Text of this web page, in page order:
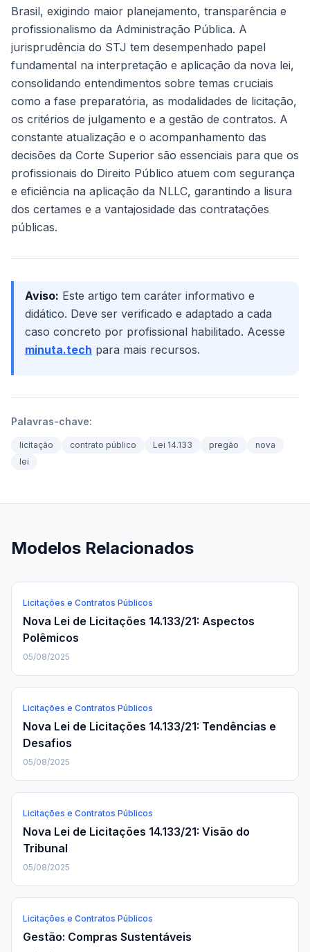
Brasil, exigindo maior planejamento, transparência e
profissionalismo da Administração Pública. A
jurisprudência do STJ tem desempenhado papel
fundamental na interpretação e aplicação da nova lei,
consolidando entendimentos sobre temas cruciais
como a fase preparatória, as modalidades de licitação,
os critérios de julgamento e a gestão de contratos. A
constante atualização e o acompanhamento das
decisões da Corte Superior são essenciais para que os
profissionais do Direito Público atuem com segurança
e eficiência na aplicação da NLLC, garantindo a lisura
dos certames e a vantajosidade das contratações
públicas.
Aviso: Este artigo tem caráter informativo e
didático. Deve ser verificado e adaptado a cada
caso concreto por profissional habilitado. Acesse
minuta.tech para mais recursos.
Palavras-chave:
licitação contrato público Lei 14.133 pregão
nova
lei
Modelos Relacionados
Licitações e Contratos Públicos
Nova Lei de Licitações 14.133/21: Aspectos
Polêmicos
05/08/2025
Licitações e Contratos Públicos
Nova Lei de Licitações 14.133/21: Tendências e
Desafios
05/08/2025
Licitações e Contratos Públicos
Nova Lei de Licitações 14.133/21: Visão do
Tribunal
05/08/2025
Licitações e Contratos Públicos
Gestão: Compras Sustentáveis